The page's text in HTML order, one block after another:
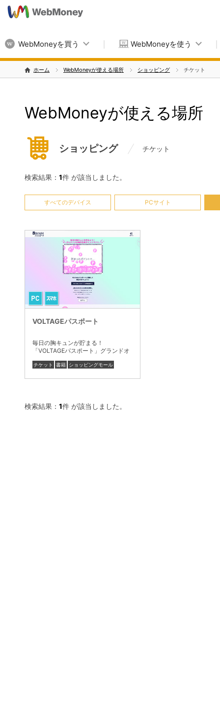
WebMoneyを買う WebMoneyを使う
ホーム WebMoneyが使える場所 ショッピング チケット
WebMoneyが使える場所
ショッピング チケット
検索結果： 1件 が該当しました。
すべてのデバイス PCサイト
VOLTAGEパスポート
毎日の胸キュンが貯まる！
「VOLTAGEパスポート」グランドオ
チケット 書籍 ショッピングモール
検索結果： 1件 が該当しました。